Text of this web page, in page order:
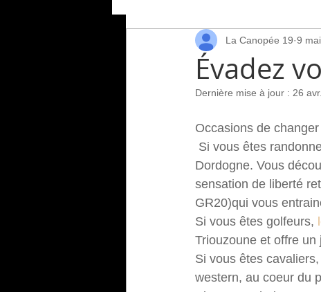
Évadez
La Canopée 19 9
Dernière mise à jour : 26
Occasions de
Si vous êtes
Dordogne. Vous
sensation de liberté
GR20)qui vous
Si vous êtes golfeurs,
Triouzoune et offre un
Si vous êtes
western, au coeur du